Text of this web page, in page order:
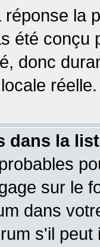
la
été conçu
donc
réelle.
dans la
sur le
dans
s'il